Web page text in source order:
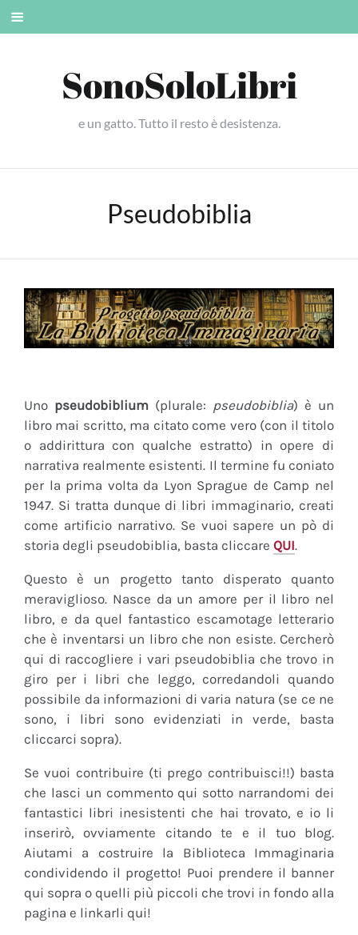
Skip
SonoSoloLibri
e un gatto. Tutto il resto è desistenza.
Pseudobiblia
Uno pseudobiblium (plurale: pseudobiblia) è un
libro mai scritto, ma citato come vero (con il titolo
o addirittura con qualche estratto) in opere di
narrativa realmente esistenti. Il termine fu coniato
per la prima volta da Lyon Sprague de Camp nel
1947. Si tratta dunque di libri immaginario, creati
come artificio narrativo. Se vuoi sapere un pò di
storia degli pseudobiblia, basta cliccare QUI.
Questo è un progetto tanto disperato quanto
meraviglioso. Nasce da un amore per il libro nel
libro, e da quel fantastico escamotage letterario
che è inventarsi un libro che non esiste. Cercherò
qui di raccogliere i vari pseudobiblia che trovo in
giro per i libri che leggo, corredandoli quando
possibile da informazioni di varia natura (se ce ne
sono, i libri sono evidenziati in verde, basta
cliccarci sopra).
Se vuoi contribuire (ti prego contribuisci!!) basta
che lasci un commento qui sotto narrandomi dei
fantastici libri inesistenti che hai trovato, e io li
inserirò, ovviamente citando te e il tuo blog.
Aiutami a costruire la Biblioteca Immaginaria
condividendo il progetto! Puoi prendere il banner
qui sopra o quelli più piccoli che trovi in fondo alla
pagina e linkarli qui!